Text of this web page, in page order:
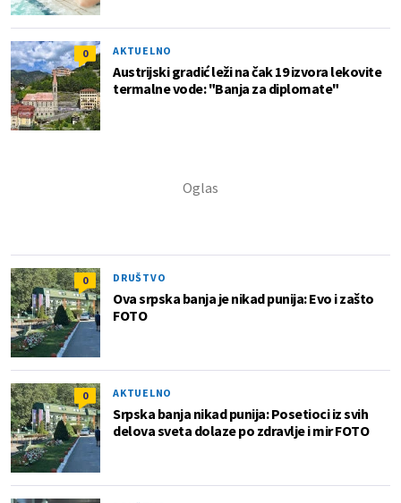
0 AKTUELNO
Austrijski gradić leži na čak 19 izvora lekovite
termalne vode: "Banja za diplomate"
0 DRUŠTVO
Ova srpska banja je nikad punija: Evo i zašto
FOTO
0 AKTUELNO
Srpska banja nikad punija: Posetioci iz svih
delova sveta dolaze po zdravlje i mir FOTO